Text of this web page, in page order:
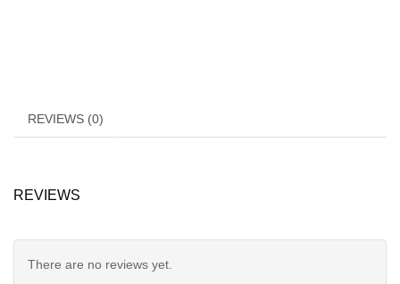
REVIEWS (0)
REVIEWS
There are no reviews yet.